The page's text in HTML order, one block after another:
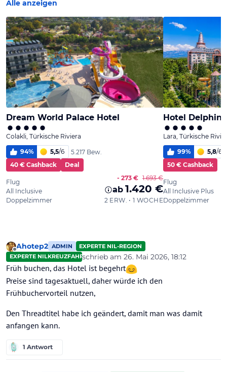
Offline
Ahotep2 ADMIN
EXPERTE NIL-REGION
EXPERTE NILKREUZFAHRTENschrieb am 26. Mai 2026, 18:12
zuletzt editiert von Ahotep2
Früh buchen, das Hotel ist begehrt
Preise sind tagesaktuell, daher würde ich den
Frühbuchervorteil nutzen,
Den Threadtitel habe ich geändert, damit man was damit
anfangen kann.
1 Antwort